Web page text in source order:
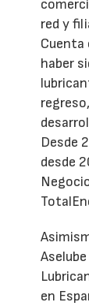
red y
Cuenta
haber
Desde
desde
en